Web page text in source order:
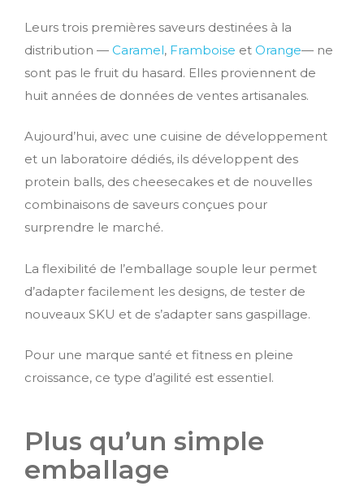
Leurs trois premières saveurs destinées à la
distribution — Caramel, Framboise et Orange— ne
sont pas le fruit du hasard. Elles proviennent de
huit années de données de ventes artisanales.
Aujourd’hui, avec une cuisine de développement
et un laboratoire dédiés, ils développent des
protein balls, des cheesecakes et de nouvelles
combinaisons de saveurs conçues pour
surprendre le marché.
La flexibilité de l’emballage souple leur permet
d’adapter facilement les designs, de tester de
nouveaux SKU et de s’adapter sans gaspillage.
Pour une marque santé et fitness en pleine
croissance, ce type d’agilité est essentiel.
Plus qu’un simple
emballage